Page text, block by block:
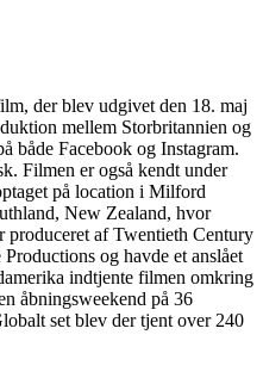
der blev udgivet den 18. maj
mellem Storbritannien og
både Facebook og Instagram.
Filmen er også kendt under
på location i Milford
New Zealand, hvor
produceret af Twentieth Century
og havde et anslået
indtjente filmen omkring
åbningsweekend på 36
set blev der tjent over 240